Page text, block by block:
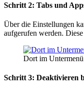
Schritt 2: Tabs und
Über die Einstellungen
aufgerufen werden.
Dort im
Schritt 3: Deaktivieren